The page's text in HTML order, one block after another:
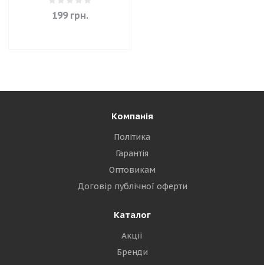
199грн.
Компанія
Політика
Гарантія
Оптовикам
Договір публічної оферти
Каталог
Акції
Бренди